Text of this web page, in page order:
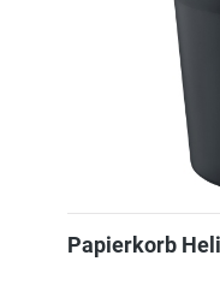
Papierkorb